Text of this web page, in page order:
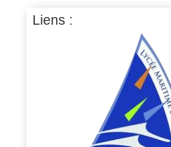
Liens :